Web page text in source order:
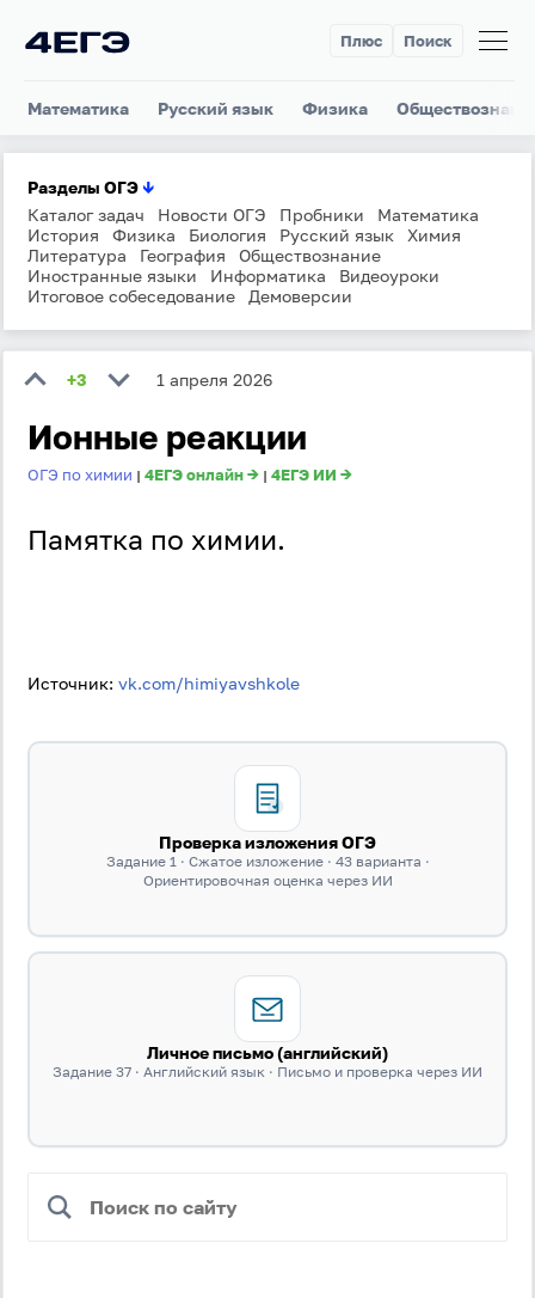
Плюс Поиск
Математика Русский язык Физика
Разделы ОГЭ ↓
Каталог задач
Новости ОГЭ Пробники
Математика
История
Физика Биология Русский язык
Химия
Литература
География
Обществознание
Иностранные языки
Информатика
Видеоуроки
Итоговое собеседование
Демоверсии
+3 1 апреля 2026
Ионные реакции
ОГЭ по химии | 4ЕГЭ онлайн → | 4ЕГЭ ИИ →
Памятка по химии.
Источник: vk.com/himiyavshkole
Проверка изложения ОГЭ
Задание 1 · Сжатое изложение · 43 варианта ·
Ориентировочная оценка через ИИ
Личное письмо (английский)
Задание 37 · Английский язык · Письмо и проверка через ИИ